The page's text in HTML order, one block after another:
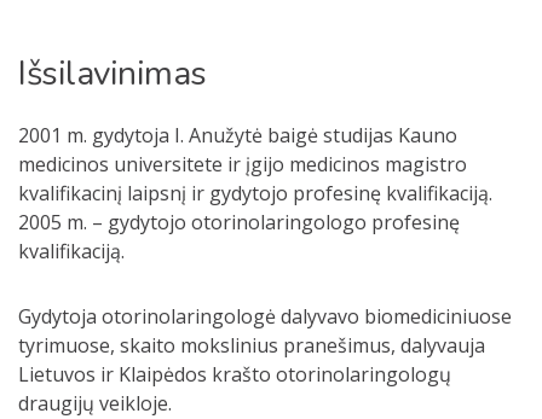
Išsilavinimas
2001 m. gydytoja I. Anužytė baigė studijas Kauno
medicinos universitete ir įgijo medicinos magistro
kvalifikacinį laipsnį ir gydytojo profesinę kvalifikaciją.
2005 m. – gydytojo otorinolaringologo profesinę
kvalifikaciją.
Gydytoja otorinolaringologė dalyvavo biomediciniuose
tyrimuose, skaito mokslinius pranešimus, dalyvauja
Lietuvos ir Klaipėdos krašto otorinolaringologų
draugijų veikloje.